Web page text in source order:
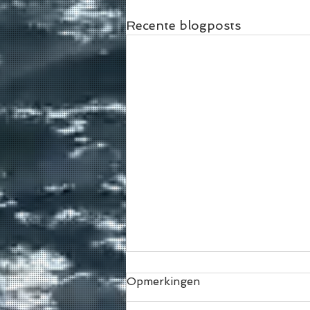
Recente blogposts
Opmerkingen